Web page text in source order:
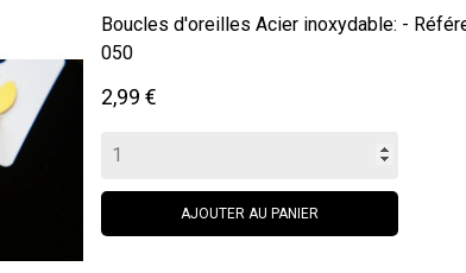
Boucles d'oreilles Acier inoxydable: -
050
Prix
2,99 €
AJOUTER AU PANIER